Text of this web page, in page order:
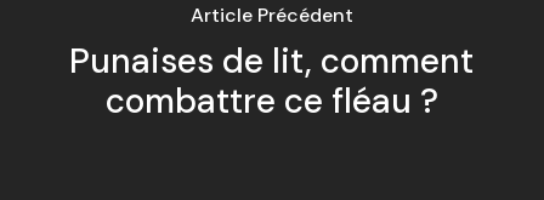
Article Précédent
Punaises de lit, comment
combattre ce fléau ?